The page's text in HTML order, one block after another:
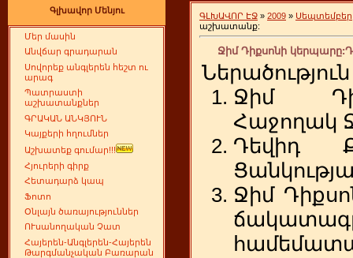
Գլխավոր Մենյու
Մեր մասին
Անվճար գրադարան
Սովորեք անգլերեն հեշտ ու
արագ
Պատրաստի
աշխատանքներ
ԳՐԱԿԱՆ ԱՆԿՅՈՒՆ
Կայքերի հղումներ
Աշխատեք գումար!!!
Հյուրերի գիրք
Հետադարձ կապ
Ֆոտո
Օնլայն ծառայություններ
ՈՒսանողական Չատ
Հայերեն-Անգլերեն-Հայերեն
Թարգմանչական Բառարան
ԳԼԽԱՎՈՐ ԷՋ » 2009 » Սեպտեմբեր
աշխատանք:
Ջիմ Դիքսոնի
Ներածություն
Ջիմ
Հաջողակ
Դեվիդ
Ջիմ